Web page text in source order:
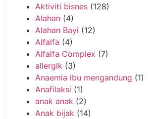
Aktiviti bisnes (128)
Alahan (4)
Alahan Bayi (12)
Alfalfa (4)
Alfalfa Complex (7)
allergik (3)
Anaemia ibu mengandung (1)
Anafilaksi (1)
anak anak (2)
Anak bijak (14)